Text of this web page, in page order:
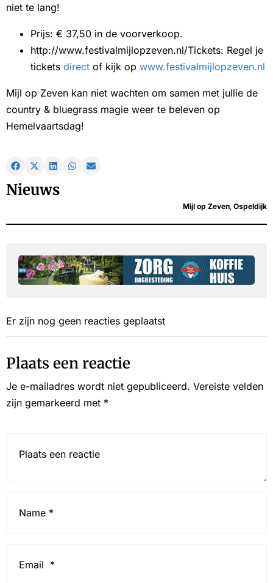
niet te lang!
Prijs: € 37,50 in de voorverkoop.
http://www.festivalmijlopzeven.nl/Tickets: Regel je
tickets direct of kijk op www.festivalmijlopzeven.nl
Mijl op Zeven kan niet wachten om samen met jullie de
country & bluegrass magie weer te beleven op
Hemelvaartsdag!
Nieuws
Mijl op Zeven Ospeldijk
Er zijn nog geen reacties geplaatst
Plaats een reactie
Je e-mailadres wordt niet gepubliceerd. Vereiste velden
zijn gemarkeerd met *